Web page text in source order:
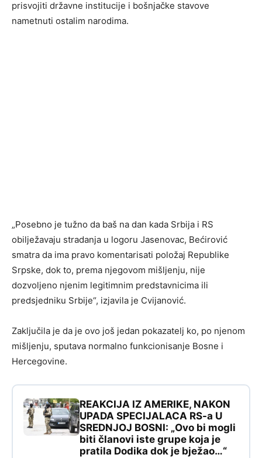
prisvojiti državne institucije i bošnjačke stavove
nametnuti ostalim narodima.
„Posebno je tužno da baš na dan kada Srbija i RS
obilježavaju stradanja u logoru Jasenovac, Bećirović
smatra da ima pravo komentarisati položaj Republike
Srpske, dok to, prema njegovom mišljenju, nije
dozvoljeno njenim legitimnim predstavnicima ili
predsjedniku Srbije“, izjavila je Cvijanović.
Zaključila je da je ovo još jedan pokazatelj ko, po njenom
mišljenju, sputava normalno funkcionisanje Bosne i
Hercegovine.
REAKCIJA IZ AMERIKE, NAKON
UPADA SPECIJALACA RS-a U
SREDNJOJ BOSNI: „Ovo bi mogli
biti članovi iste grupe koja je
pratila Dodika dok je bježao…“